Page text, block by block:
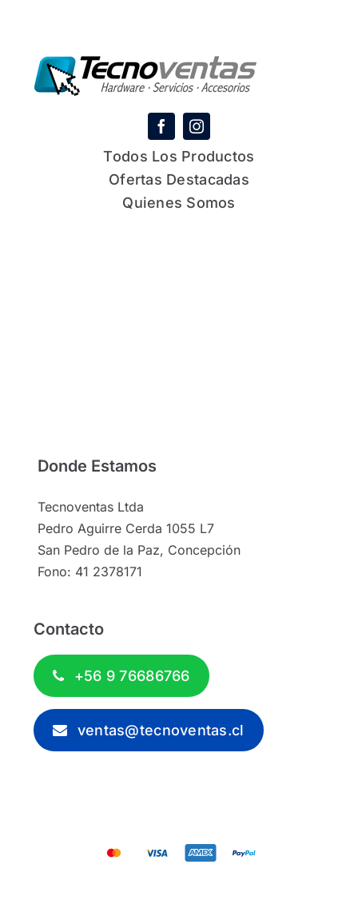
Todos Los Productos
Ofertas Destacadas
Quienes Somos
Donde Estamos
Tecnoventas Ltda
Pedro Aguirre Cerda 1055 L7
San Pedro de la Paz, Concepción
Fono: 41 2378171
Contacto
+56 9 76686766
ventas@tecnoventas.cl